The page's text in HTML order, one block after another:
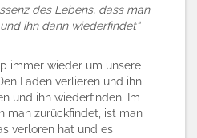
des Lebens, dass man
ihn dann wiederfindet“
immer wieder um unsere
Faden verlieren und ihn
und ihn wiederfinden. Im
man zurückfindet, ist man
verloren hat und es